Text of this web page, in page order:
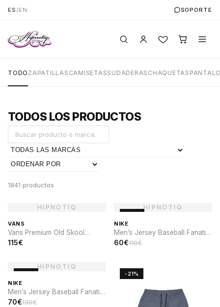
ES /EN SOPORTE
TODO ZAPATILLAS CAMISETASSUDADERAS CHAQUETAS
TODOS LOS PRODUCTOS
1841 productos
VANS
Vans Premium Old Skool
Cocona
115€
NIKE
Men’s Jersey Baseball Fanatic
x Nike Brooklyn Dodgers
60€110€
NIKE
Men’s Jersey Baseball Fanatic
x Nike Cooperstown St. Louis
70€130€
-21%